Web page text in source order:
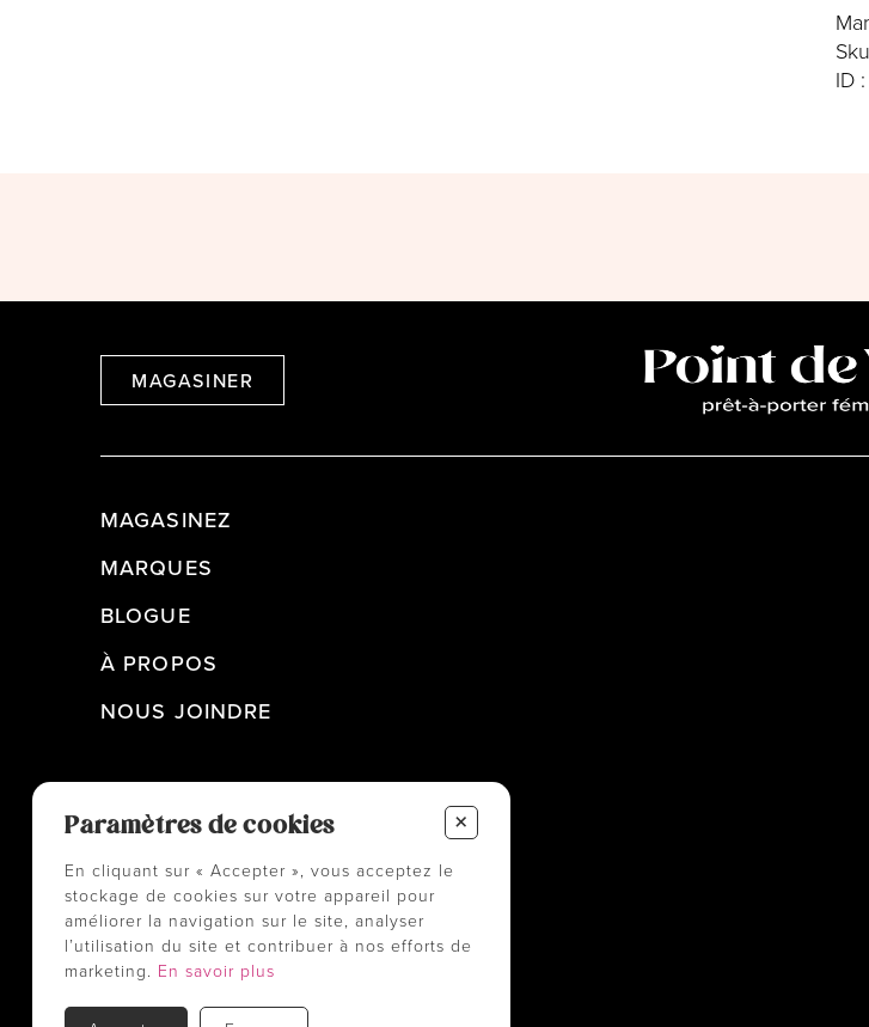
ID
MAGASINER
MAGASINEZ
MARQUES
BLOGUE
À PROPOS
NOUS JOINDRE
Paramètres de cookies +
En cliquant sur « Accepter », vous acceptez le
stockage de cookies sur votre appareil pour
améliorer la navigation sur le site, analyser
l’utilisation du site et contribuer à nos efforts de
marketing. En savoir plus